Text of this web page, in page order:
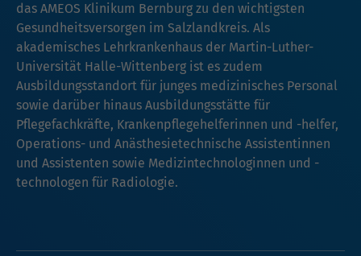
das AMEOS Klinikum Bernburg zu den wichtigsten
Gesundheitsversorgen im Salzlandkreis. Als
akademisches Lehrkrankenhaus der Martin-Luther-
Universität Halle-Wittenberg ist es zudem
Ausbildungsstandort für junges medizinisches Personal
sowie darüber hinaus Ausbildungsstätte für
Pflegefachkräfte, Krankenpflegehelferinnen und -helfer,
Operations- und Anästhesietechnische Assistentinnen
und Assistenten sowie Medizintechnologinnen und -
technologen für Radiologie.